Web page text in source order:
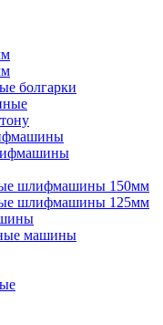
болгарки
шлифмашины 150мм
шлифмашины 125мм
машины